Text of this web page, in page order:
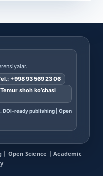
+998 93 569 23 06
shoh ko’chasi
DOI-ready publishing | Open